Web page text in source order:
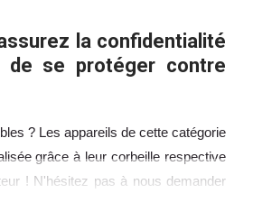
la confidentialité
de se protéger contre
? Les appareils de cette catégorie
grâce à leur corbeille respective
! N'hésitez pas à nous demander